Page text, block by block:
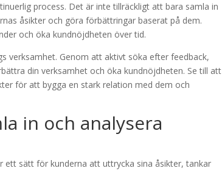
process. Det är inte tillräckligt att bara samla in
åsikter och göra förbättringar baserat på dem.
och öka kundnöjdheten över tid.
verksamhet. Genom att aktivt söka efter feedback,
din verksamhet och öka kundnöjdheten. Se till att
för att bygga en stark relation med dem och
in och analysera
ett sätt för kunderna att uttrycka sina åsikter, tankar